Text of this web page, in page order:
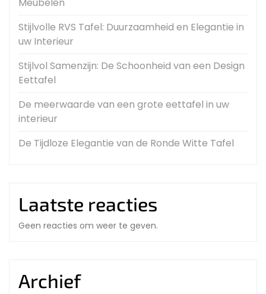
Meubelen
Stijlvolle RVS Tafel: Duurzaamheid en Elegantie in
uw Interieur
Stijlvol Samenzijn: De Schoonheid van een Design
Eettafel
De meerwaarde van een grote eettafel in uw
interieur
De Tijdloze Elegantie van de Ronde Witte Tafel
Laatste reacties
Geen reacties om weer te geven.
Archief